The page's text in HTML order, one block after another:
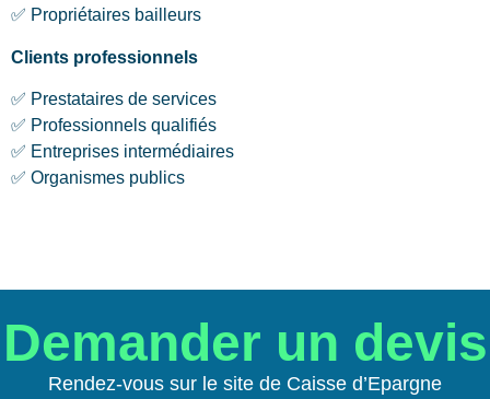
✅ Propriétaires bailleurs
Clients professionnels
✅ Prestataires de services
✅ Professionnels qualifiés
✅ Entreprises intermédiaires
✅ Organismes publics
Demander un devis
Rendez-vous sur le site de Caisse d’Epargne